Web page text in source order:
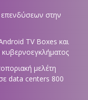
στην
TV Boxes και
κυβερνοεγκλήματος
μελέτη
data centers 800